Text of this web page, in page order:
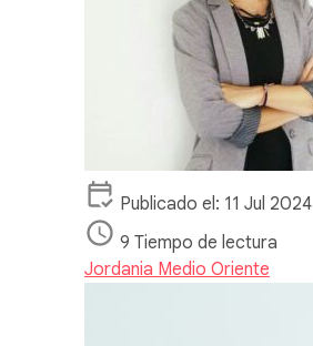
Publicado el: 11 Jul 2024
9 Tiempo de lectura
Jordania Medio Oriente